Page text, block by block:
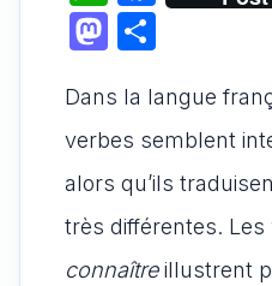
h
at
s
A
p
p
a
e
b
o
o
k
M
st
o
d
o
n
ta
g
er
Dans la langue
verbes semblent
alors qu’ils
très différentes. Les
connaîtreillustrent